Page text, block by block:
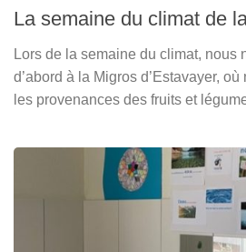
La semaine du climat de
Lors de la semaine du climat, nous
d’abord à la Migros d’Estavayer,
les provenances des fruits et